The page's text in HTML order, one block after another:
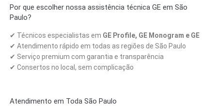
Por que escolher nossa assistência técnica GE em São
Paulo?
✔ Técnicos especialistas em GE Profile, GE Monogram e GE
✔ Atendimento rápido em todas as regiões de São Paulo
✔ Serviço premium com garantia e transparência
✔ Consertos no local, sem complicação
Atendimento em Toda São Paulo